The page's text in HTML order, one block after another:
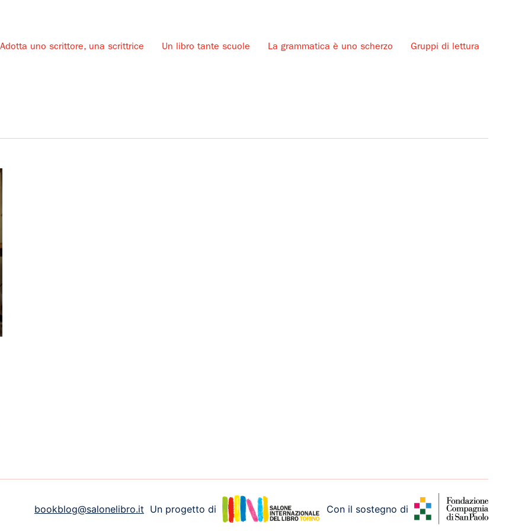
Adotta uno scrittore, una scrittrice Un libro tante scuole La grammatica è uno scherzo Gruppi di lettura
bookblog@salonelibro.it Un progetto di Con il sostegno di